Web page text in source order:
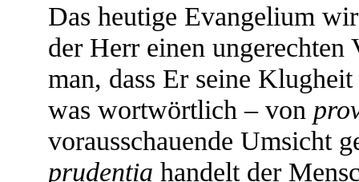
Das heutige Evangelium
der Herr einen
man, dass Er seine
was wortwörtlich – von
vorausschauende Umsicht
prudentia handelt der